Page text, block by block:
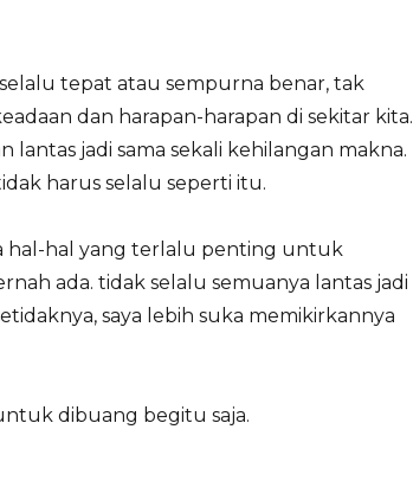
tepat atau sempurna benar, tak
dan harapan-harapan di sekitar kita.
lantas jadi sama sekali kehilangan makna.
harus selalu seperti itu.
hal-hal yang terlalu penting untuk
ada. tidak selalu semuanya lantas jadi
saya lebih suka memikirkannya
dibuang begitu saja.